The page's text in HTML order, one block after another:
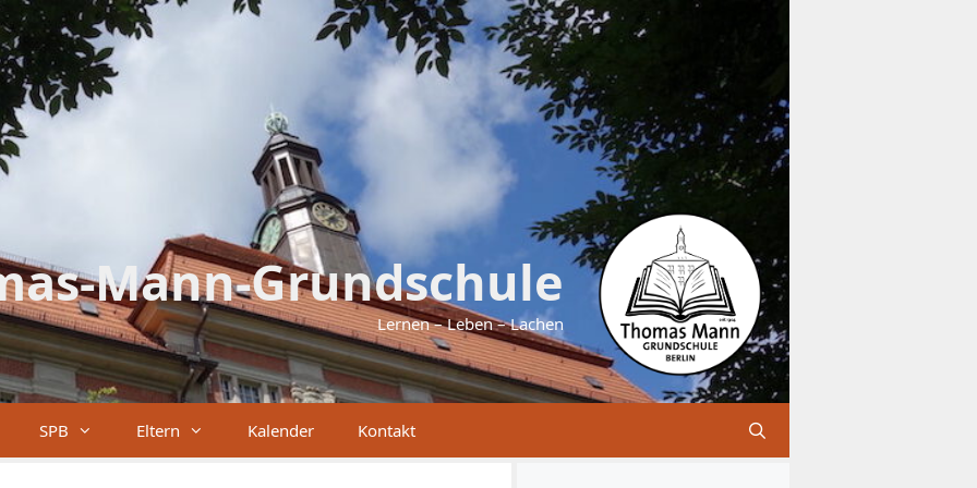
Mann-Grundschule
Lernen – Leben – Lachen
SPB Eltern Kalender Kontakt